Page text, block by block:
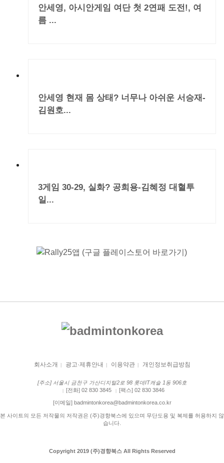
안세영, 아시안게임 여단 첫 2연패 도전!, 여
름 ...
안세영 현재 몸 상태? 너무나 아쉬운 서승재-
김원호...
3게임 30-29, 실화? 공희용-김혜정 대혈투
일...
회사소개 광고·제휴안내 이용약관 개인정보취급방침
[주소] 서울시 금천구 가산디지털2로 98 롯데IT캐슬 1동 906호
[전화] 02 830 3845 [팩스] 02 830 3846
[이메일] badmintonkorea@badmintonkorea.co.kr
본 사이트의 모든 저작물의 저작권은 (주)경향북스에 있으며 무단도용 및 복제를 허용하지 않
습니다.
Copyright 2019 (주)경향북스 All Rights Reserved